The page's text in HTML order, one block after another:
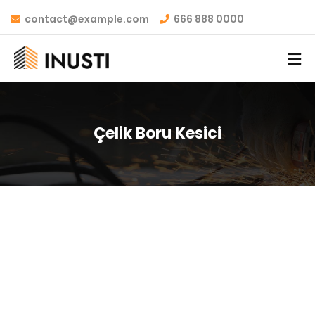
contact@example.com 666 888 0000
Çelik Boru Kesici